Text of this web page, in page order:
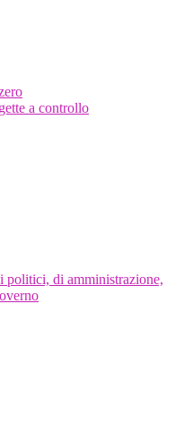
a controllo
politici, di amministrazione,